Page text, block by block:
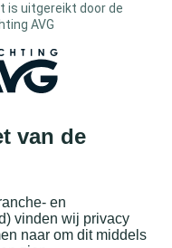
is uitgereikt door de
AVG
van de
en
vinden wij privacy
naar om dit middels